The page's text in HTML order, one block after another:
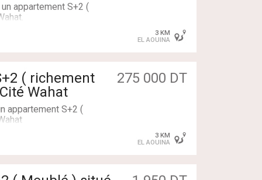
appartement S+2 (
un séchoir
aux :
3 KM
EL AOUINA
( richement
Wahat
275 000 DT
appartement S+2 (
un séchoir
3 KM
EL AOUINA